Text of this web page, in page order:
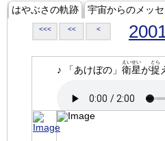
はやぶさの軌跡 宇宙からのメッ
<<< << <
♪ 「あけぼの」 衛星
えいせい
が捉
とら